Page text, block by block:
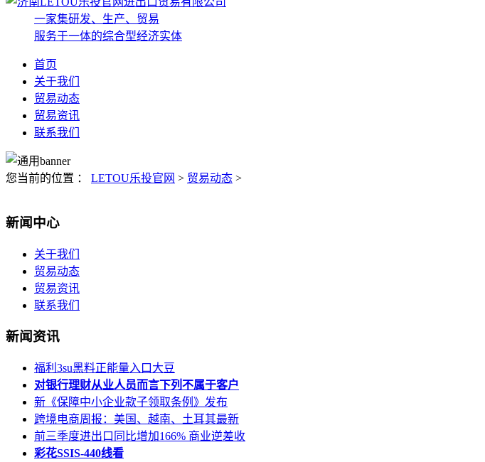
一家集研发、生产、贸易
服务于一体的综合型经济实体
首页
关于我们
贸易动态
贸易资讯
联系我们
您当前的位置 ： LETOU乐投官网 > 贸易动态 >
新闻中心
关于我们
贸易动态
贸易资讯
联系我们
新闻资讯
福利3su黑料正能量入口大豆
对银行理财从业人员而言下列不属于客户
新《保障中小企业款子领取条例》发布
跨境电商周报：美国、越南、土耳其最新
前三季度进出口同比增加166% 商业逆差收
彩花SSIS-440线看